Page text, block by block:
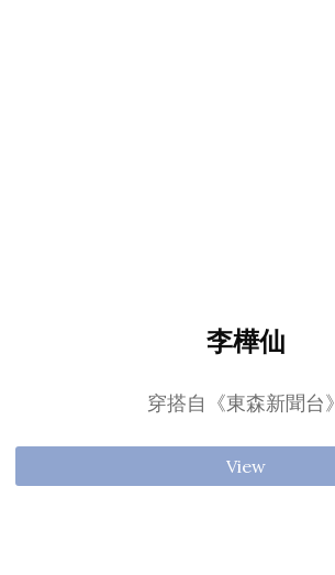
李樺仙
穿搭自《東森新聞台》
View